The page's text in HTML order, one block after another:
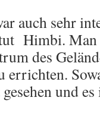
auch sehr
Himbi.
des
errichten.
und